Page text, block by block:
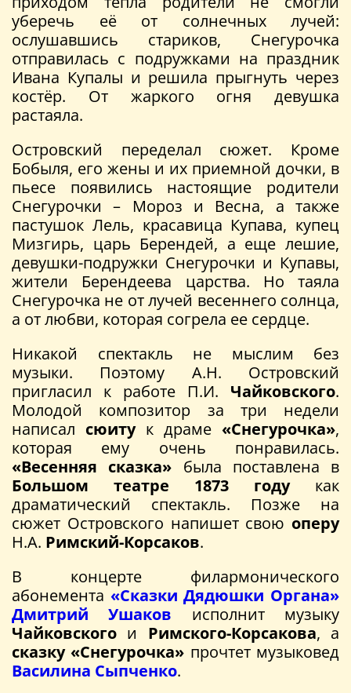
уберечь её от солнечных лучей:
ослушавшись стариков, Снегурочка
отправилась с подружками на праздник
Ивана Купалы и решила прыгнуть через
костёр. От жаркого огня девушка
растаяла.
Островский переделал сюжет. Кроме
Бобыля, его жены и их приемной дочки, в
пьесе появились настоящие родители
Снегурочки – Мороз и Весна, а также
пастушок Лель, красавица Купава, купец
Мизгирь, царь Берендей, а еще лешие,
девушки-подружки Снегурочки и Купавы,
жители Берендеева царства. Но таяла
Снегурочка не от лучей весеннего солнца,
а от любви, которая согрела ее сердце.
Никакой спектакль не мыслим без
музыки. Поэтому А.Н. Островский
пригласил к работе П.И. Чайковского.
Молодой композитор за три недели
написал сюитук драме «Снегурочка»,
которая ему очень понравилась.
«Весенняя сказка» была поставлена в
Большом театре 1873 годукак
драматический спектакль. Позже на
сюжет Островского напишет свою оперу
Н.А. Римский-Корсаков.
В концерте филармонического
абонемента «Сказки Дядюшки Органа»
Дмитрий Ушаков исполнит музыку
Чайковского и Римского-Корсакова, а
сказку «Снегурочка» прочтет музыковед
Василина Сыпченко.